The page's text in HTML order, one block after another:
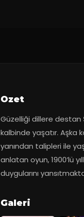
Ozet
Güzelliği dillere destan
kalbinde yaşatır. Aşka
yanından talipleri ile
anlatan oyun, 1900’lü
duygularını
Galeri